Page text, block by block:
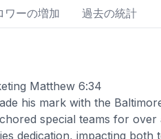
ワーの増加 過去の統計
Matthew 6:34
his mark with the
special teams for
dedication, impacting